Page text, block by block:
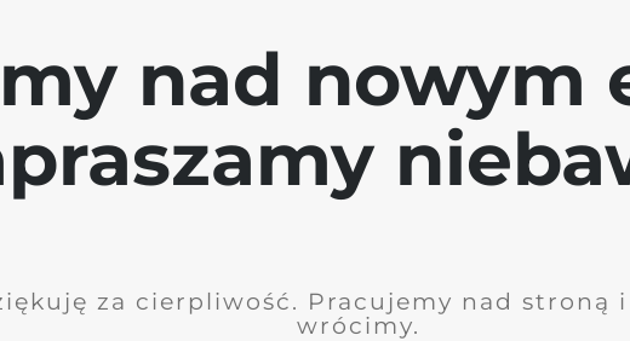
nad nowym
za cierpliwość. Pracujemy nad stroną
wrócimy.